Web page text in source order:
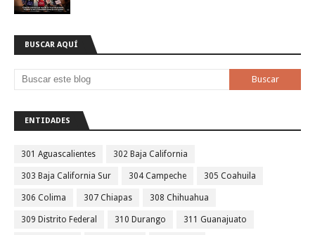
BUSCAR AQUÍ
ENTIDADES
301 Aguascalientes 302 Baja California
303 Baja California Sur 304 Campeche 305 Coahuila
306 Colima 307 Chiapas 308 Chihuahua
309 Distrito Federal 310 Durango 311 Guanajuato